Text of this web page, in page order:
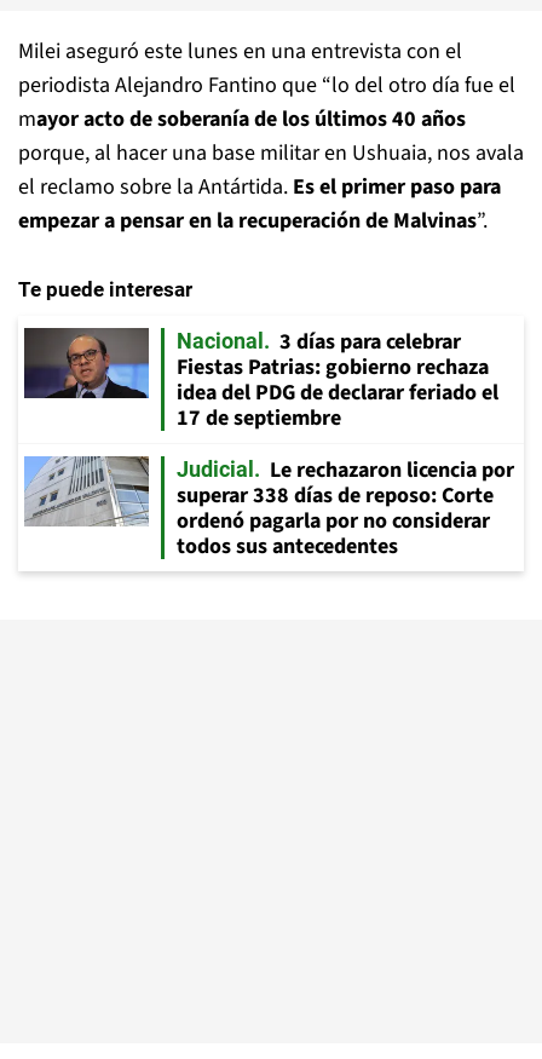
Milei aseguró este lunes en una entrevista con el
periodista Alejandro Fantino que “lo del otro día fue el
mayor acto de soberanía de los últimos 40 años
porque, al hacer una base militar en Ushuaia, nos avala
el reclamo sobre la Antártida. Es el primer paso para
empezar a pensar en la recuperación de Malvinas”.
Te puede interesar
Nacional
3 días para celebrar
Fiestas Patrias: gobierno rechaza
idea del PDG de declarar feriado el
17 de septiembre
Judicial
Le rechazaron licencia por
superar 338 días de reposo: Corte
ordenó pagarla por no considerar
todos sus antecedentes